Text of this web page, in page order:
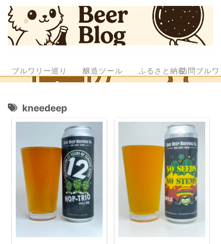
ブルワリー巡り 醸造ツール ふるさと納税訪問ブル
kneedeep